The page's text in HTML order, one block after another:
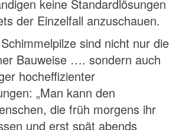
keine Standardlösungen
der Einzelfall anzuschauen.
sind nicht nur die
Bauweise …. sondern auch
hocheffizienter
„Man kann den
die früh morgens ihr
und erst spät abends